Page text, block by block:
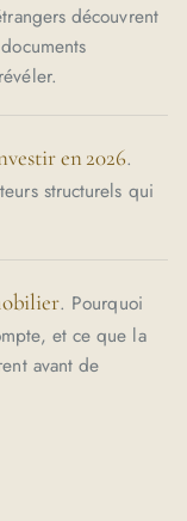
découvrent
en 2026.
structurels qui
. Pourquoi
et ce que la
avant de